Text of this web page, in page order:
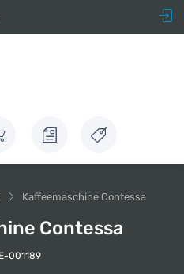
Kaffeemaschine Contessa
Contessa
001189